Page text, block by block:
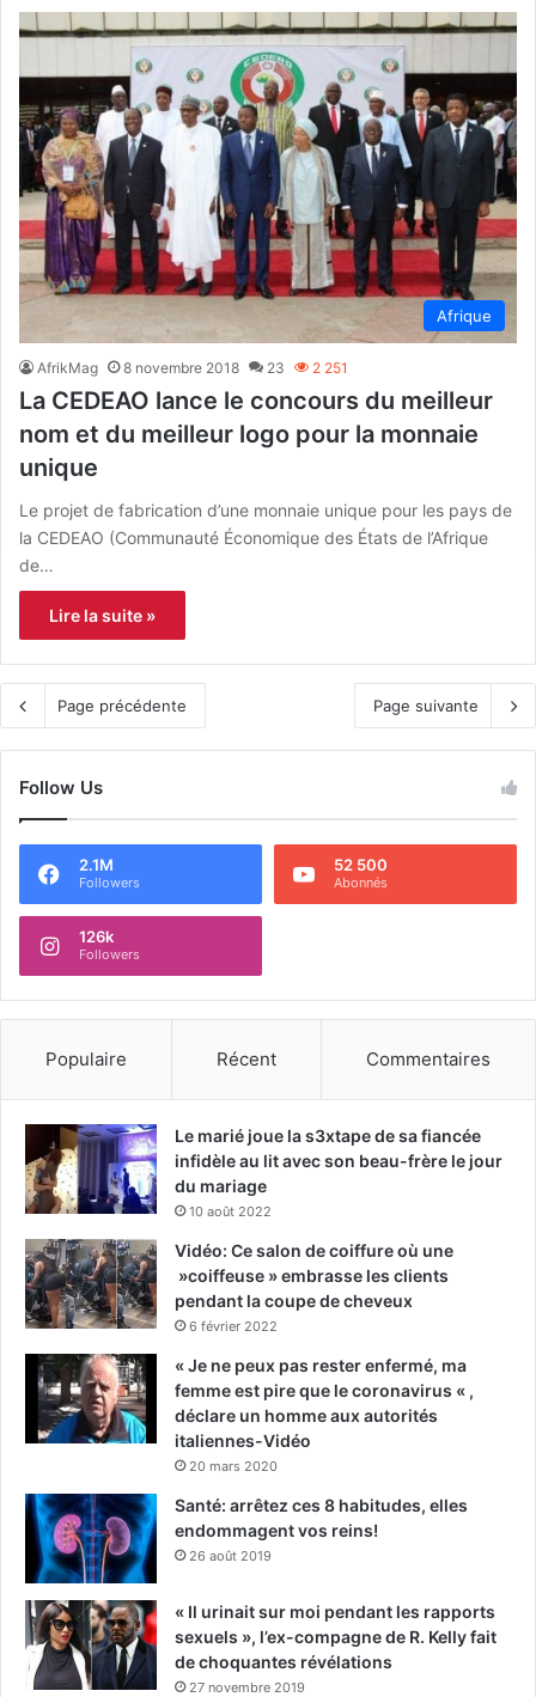
Afrique
AfrikMag 8 novembre 2018 23 2 251
La CEDEAO lance le concours du meilleur
nom et du meilleur logo pour la monnaie
unique
Le projet de fabrication d’une monnaie unique pour les pays de
la CEDEAO (Communauté Économique des États de l’Afrique
de…
Lire la suite »
Page précédente Page suivante
Follow Us
2.1M
Followers
52 500
Abonnés
126k
Followers
Populaire Récent Commentaires
Le marié joue la s3xtape de sa fiancée
infidèle au lit avec son beau-frère le jour
du mariage
10 août 2022
Vidéo: Ce salon de coiffure où une
»coiffeuse » embrasse les clients
pendant la coupe de cheveux
6 février 2022
« Je ne peux pas rester enfermé, ma
femme est pire que le coronavirus « ,
déclare un homme aux autorités
italiennes-Vidéo
20 mars 2020
Santé: arrêtez ces 8 habitudes, elles
endommagent vos reins!
26 août 2019
« Il urinait sur moi pendant les rapports
sexuels », l’ex-compagne de R. Kelly fait
de choquantes révélations
27 novembre 2019